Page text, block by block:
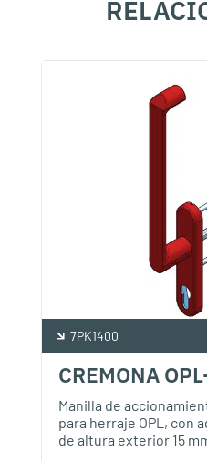
7PK1400
CREMONA
Manilla de
para herraje OPL, con
de altura exterior 15